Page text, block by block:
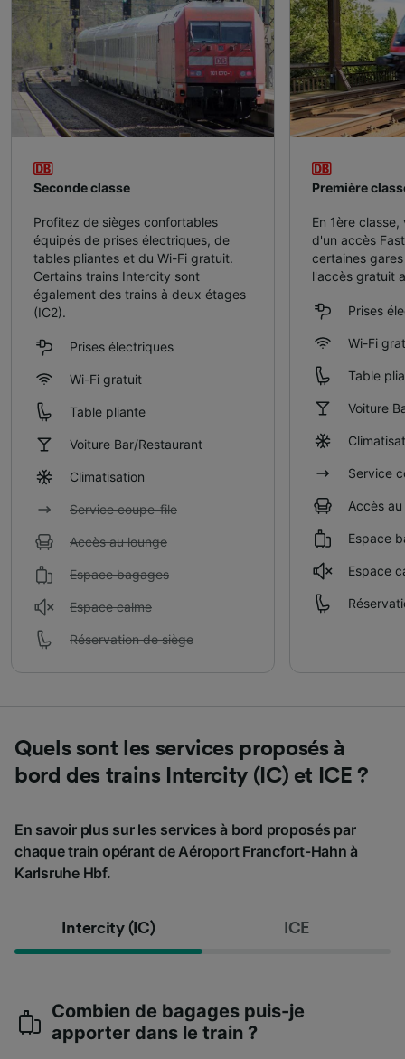
Seconde classe
Profitez de sièges confortables
équipés de prises électriques, de
tables pliantes et du Wi-Fi gratuit.
Certains trains Intercity sont
également des trains à deux étages
(IC2).
Prises électriques
Wi-Fi gratuit
Table pliante
Voiture Bar/Restaurant
Climatisation
Service coupe-file
Accès au lounge
Espace bagages
Espace calme
Réservation de siège
Première
En 1ère
d'un accès
certaines
l'accès gratuit
Prises
Wi-Fi
Table
Voiture
Service
Accès
Espace
Espace
Quels sont les services proposés à
bord des trains Intercity (IC) et ICE ?
En savoir plus sur les services à bord proposés par
chaque train opérant de Aéroport Francfort-Hahn à
Karlsruhe Hbf.
Intercity (IC) ICE
Combien de bagages puis-je
apporter dans le train ?